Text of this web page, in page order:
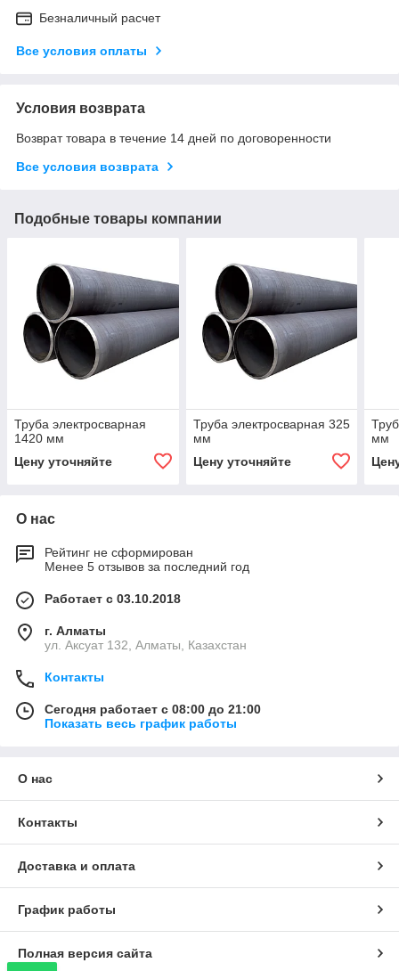
Безналичный расчет
Все условия оплаты
Условия возврата
Возврат товара в течение 14 дней по договоренности
Все условия возврата
Подобные товары компании
Труба электросварная
1420 мм
Цену уточняйте
Труба электросварная 325
мм
Цену уточняйте
мм
О нас
Рейтинг не сформирован
Менее 5 отзывов за последний год
Работает с 03.10.2018
г. Алматы
ул. Аксуат 132, Алматы, Казахстан
Контакты
Сегодня работает с 08:00 до 21:00
Показать весь график работы
О нас
Контакты
Доставка и оплата
График работы
Полная версия сайта